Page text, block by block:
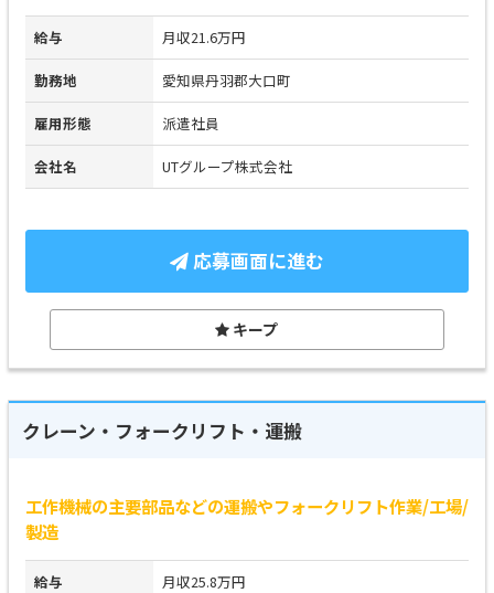
給与 月収21.6万円
勤務地 愛知県丹羽郡大口町
雇用形態 派遣社員
会社名 UTグループ株式会社
応募画面に進む
キープ
クレーン・フォークリフト・運搬
工作機械の主要部品などの運搬やフォークリフト作業/工場/
製造
給与 月収25.8万円